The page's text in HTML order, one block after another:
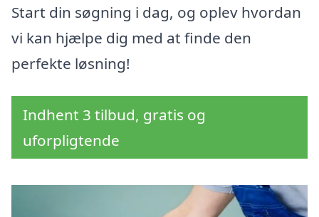
Start din søgning i dag, og oplev hvordan
vi kan hjælpe dig med at finde den
perfekte løsning!
Indhent 3 tilbud, gratis og
uforpligtende